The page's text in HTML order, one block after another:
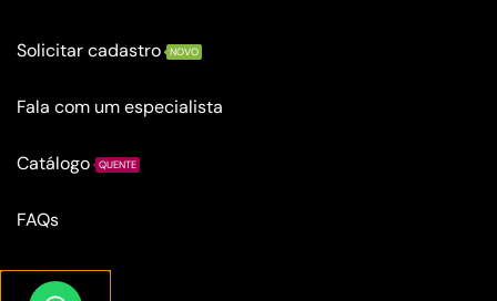
Solicitar cadastro NOVO
Fala com um especialista
Catálogo QUENTE
FAQs